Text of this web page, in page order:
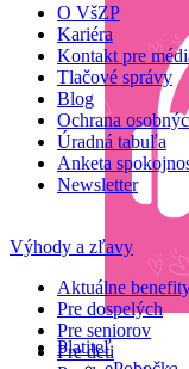
Platiteľ
O VšZP
Kariéra
Kontakt pre
Tlačové správy
Blog
Ochrana
Úradná tabuľa
Anketa
Newsletter
Výhody a zľavy
Aktuálne
Pre dospelých
Pre seniorov
Pre deti